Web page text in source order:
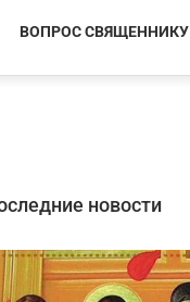
ВОПРОС СВЯЩЕННИКУ
новости